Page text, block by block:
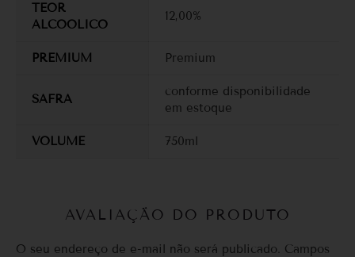
TEOR
ALCOOLICO
12,00%
PREMIUM Premium
SAFRA
conforme disponibilidade
em estoque
VOLUME 750ml
AVALIAÇÃO DO PRODUTO
O seu endereço de e-mail não será publicado. Campos